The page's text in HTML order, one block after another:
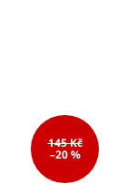
145 Kč
–20 %